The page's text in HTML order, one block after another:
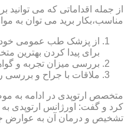
از جمله اقداماتی که می
مناسب،بکار برید می توان به
از پزشک طب عمومی
برای پیدا کردن بهترین
بررسی میزان تجربه و
ملاقات با جراح و بررسی
متخصص ارتوپدی در ادامه به
کرد و گفت: اورژانس ارتوپدی به
تشخیص و درمان آن به عوارض